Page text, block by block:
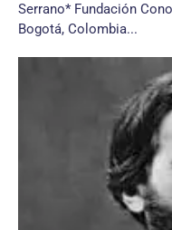
Serrano* Fundación
Bogotá, Colombia...